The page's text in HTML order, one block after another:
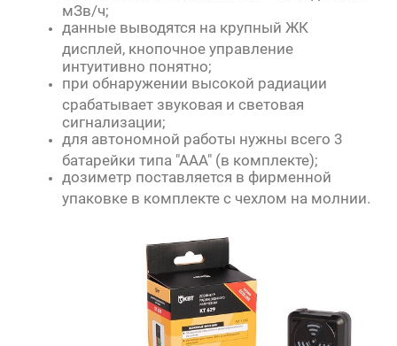
мЗв/ч;
данные выводятся на крупный ЖК
дисплей, кнопочное управление
интуитивно понятно;
при обнаружении высокой радиации
срабатывает звуковая и световая
сигнализации;
для автономной работы нужны всего 3
батарейки типа "ААА" (в комплекте);
дозиметр поставляется в фирменной
упаковке в комплекте с чехлом на молнии.